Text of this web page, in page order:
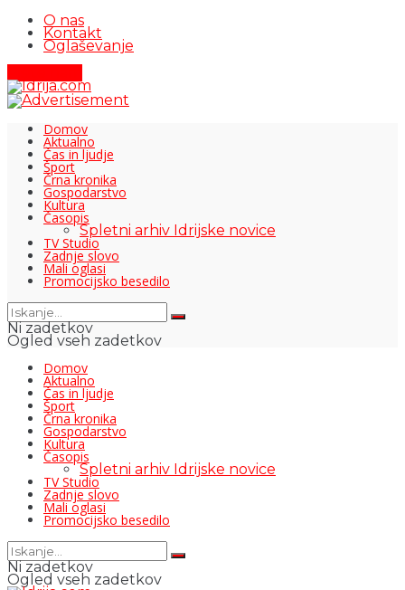
O nas
Kontakt
Oglaševanje
Domov
Aktualno
Čas in ljudje
Šport
Črna kronika
Gospodarstvo
Kultura
Časopis
Spletni arhiv Idrijske novice
TV Studio
Zadnje slovo
Mali oglasi
Promocijsko besedilo
Ni zadetkov
Ogled vseh zadetkov
Domov
Aktualno
Čas in ljudje
Šport
Črna kronika
Gospodarstvo
Kultura
Časopis
Spletni arhiv Idrijske novice
TV Studio
Zadnje slovo
Mali oglasi
Promocijsko besedilo
Ni zadetkov
Ogled vseh zadetkov